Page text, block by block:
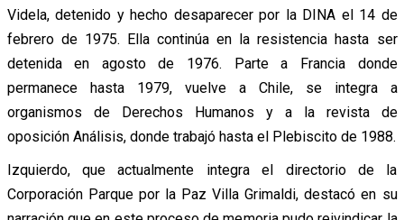
Videla, detenido y hecho desaparecer por la DINA el 14 de
febrero de 1975. Ella continúa en la resistencia hasta ser
detenida en agosto de 1976. Parte a Francia donde
permanece hasta 1979, vuelve a Chile, se integra a
organismos de Derechos Humanos y a la revista de
oposición Análisis, donde trabajó hasta el Plebiscito de 1988.
Izquierdo, que actualmente integra el directorio de la
Corporación Parque por la Paz Villa Grimaldi, destacó en su